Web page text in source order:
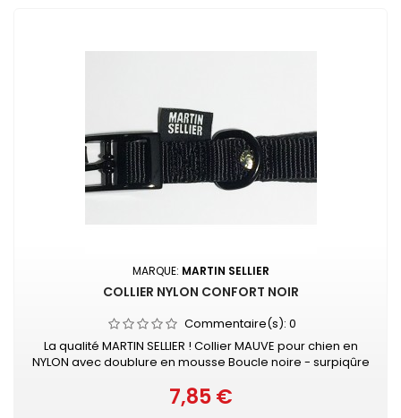
MARQUE: MARTIN SELLIER
COLLIER NYLON CONFORT NOIR
Commentaire(s): 0
La qualité MARTIN SELLIER ! Collier MAUVE pour chien en
NYLON avec doublure en mousse Boucle noire - surpiqûre
davantage de confort Nylon ultra-résistant Boucle laquée
noire Couleur acidulée qui soulignera tout type de pelage.
Prix
7,85 €